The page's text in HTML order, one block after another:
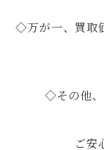
◇万が一、買取
◇その他、
ご安